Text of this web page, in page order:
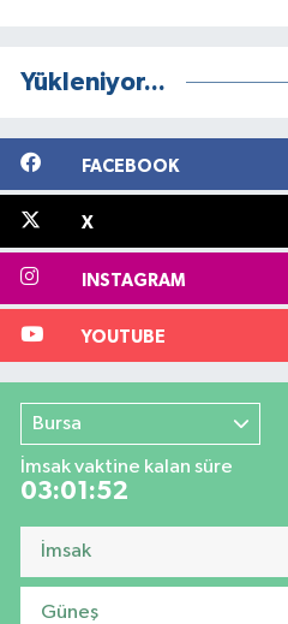
Yükleniyor...
FACEBOOK
X
INSTAGRAM
YOUTUBE
Bursa
İmsak vaktine kalan süre
03:01:51
İmsak
Güneş